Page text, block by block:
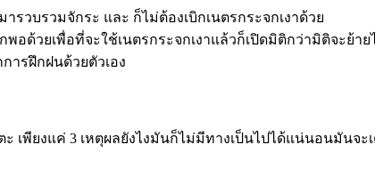
วบรวมจักระ และ ก็ไม่ต้องเบิกเนตรกระจกเงาด้วย
วยเพื่อที่จะใช้เนตรกระจกเงาแล้วก็เปิดมิติกว่ามิติจะย้าย
ารฝึกฝนด้วยตัวเอง
เพียงแค่ 3 เหตุผลยังไงมันก็ไม่มีทางเป็นไปได้แน่นอนมันจ